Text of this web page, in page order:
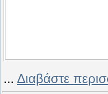
... Διαβάστε